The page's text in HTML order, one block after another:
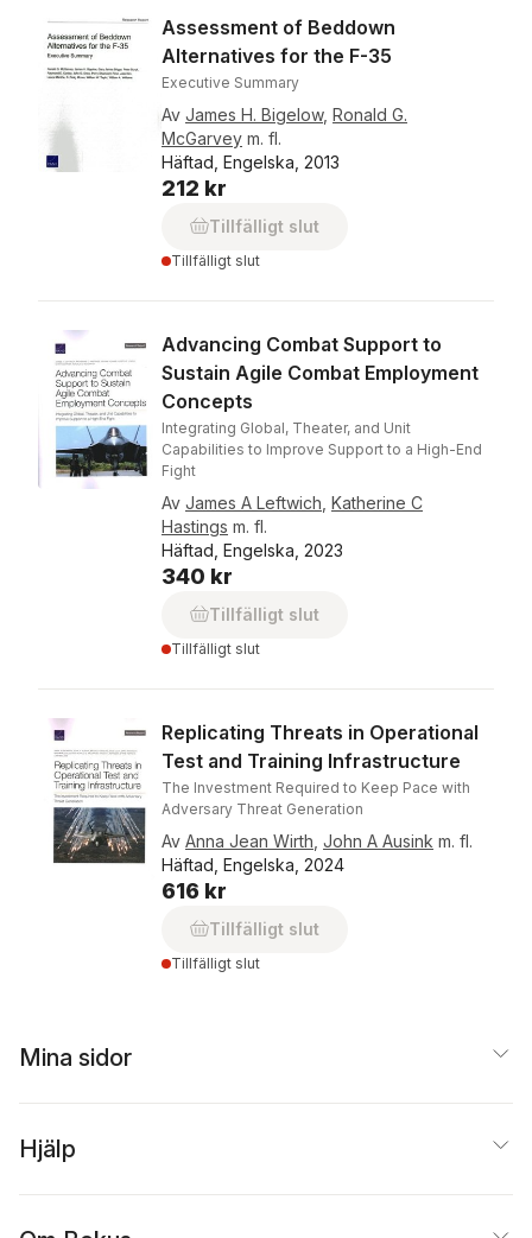
Assessment of Beddown
Alternatives for the F-35
Executive Summary
Av James H. Bigelow, Ronald G.
McGarvey m. fl.
Häftad, Engelska, 2013
212 kr
Tillfälligt slut
Tillfälligt slut
Advancing Combat Support to
Sustain Agile Combat Employment
Concepts
Integrating Global, Theater, and Unit
Capabilities to Improve Support to a High-End
Fight
Av James A Leftwich Katherine C
Hastings m. fl.
Häftad, Engelska, 2023
340 kr
Tillfälligt slut
Tillfälligt slut
Replicating Threats in Operational
Test and Training Infrastructure
The Investment Required to Keep Pace with
Adversary Threat Generation
Av Anna Jean Wirth John A Ausink m. fl.
Häftad, Engelska, 2024
616 kr
Tillfälligt slut
Tillfälligt slut
Mina sidor
Hjälp